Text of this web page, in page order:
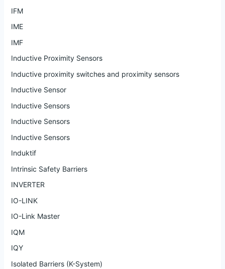
IFM
IME
IMF
Inductive Proximity Sensors
Inductive proximity switches and proximity sensors
Inductive Sensor
Inductive Sensors
Inductive Sensors
Inductive Sensors
Induktif
Intrinsic Safety Barriers
INVERTER
IO-LINK
IO-Link Master
IQM
IQY
Isolated Barriers (K-System)